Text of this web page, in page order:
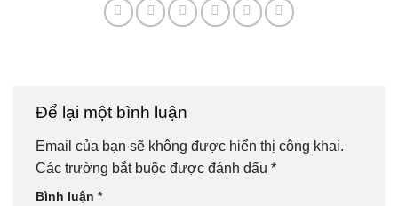
Để lại một bình luận
Email của bạn sẽ không được hiển thị công khai.
Các trường bắt buộc được đánh dấu *
Bình luận *